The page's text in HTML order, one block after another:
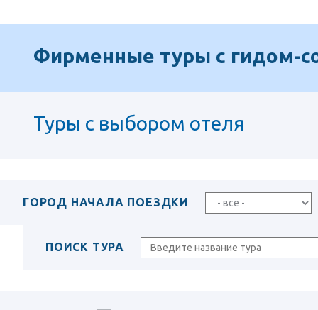
Фирменные туры с гидом-
Туры с выбором отеля
ГОРОД НАЧАЛА ПОЕЗДКИ
ПОИСК ТУРА